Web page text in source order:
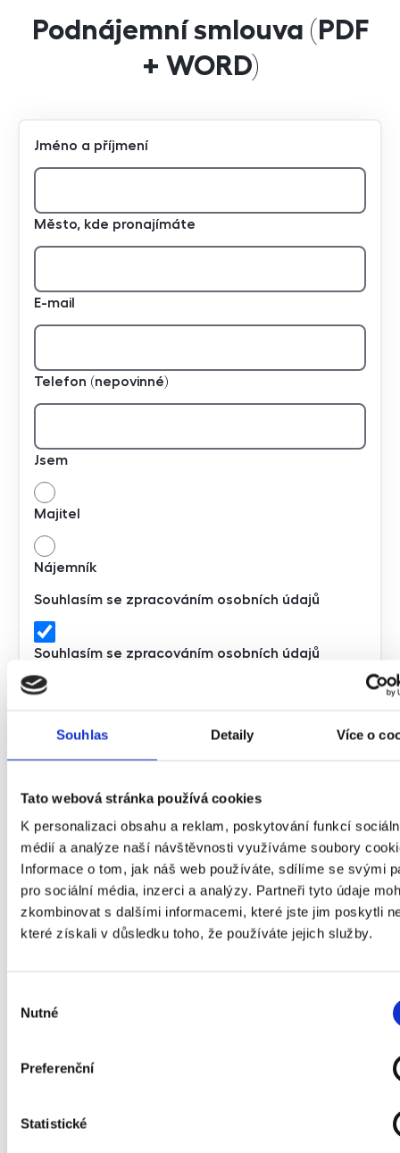
Souhlas Detaily Více o
Tato webová stránka používá cookies
K personalizaci obsahu a reklam, poskytování funkcí
médií a analýze naší návštěvnosti využíváme soubory
Informace o tom, jak náš web používáte, sdílíme se svými
pro sociální média, inzerci a analýzy. Partneři tyto údaje
zkombinovat s dalšími informacemi, které jste jim poskytli
které získali v důsledku toho, že používáte jejich služby.
souhlasu
Nutné
Preferenční
Statistické
Podnájemní smlouva (PDF
+ WORD)
Jméno a příjmení
Město, kde pronajímáte
E-mail
Telefon (nepovinné)
Jsem
Majitel
Nájemník
Souhlasím se zpracováním osobních údajů
Souhlasím se zpracováním osobních údajů
Chci dostávat emailem novinky z realitního trhu
Chci dostávat emailem novinky z realitního trhu
Hidden
Typ leadu
Stažením a případným užitím tohoto vzoru
zveřejněného vzoru smlouvy a Bohemian Estates v